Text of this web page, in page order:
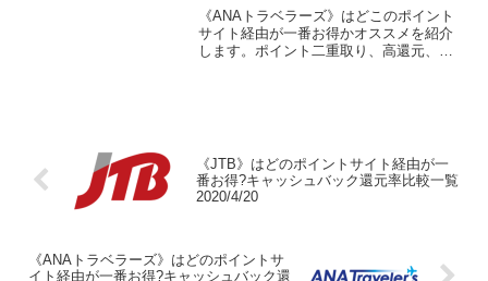
2020/4/20
《ANAトラベラーズ》はどこのポイント
サイト経由が一番お得かオススメを紹介
します。ポイント二重取り、高還元、キ
《JTB》はどのポイントサイト経由が一
番お得?キャッシュバック還元率比較一覧
2020/4/20
《ANAトラベラーズ》はどのポイントサ
イト経由が一番お得?キャッシュバック還